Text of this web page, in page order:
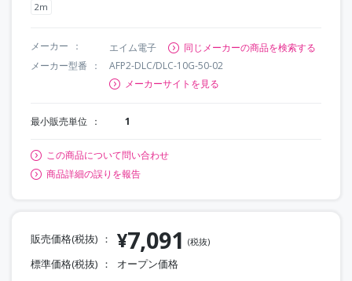
2m
メーカー エイム電子
同じメーカーの商品を検索する
メーカー型番
AFP2-DLC/DLC-10G-50-02
メーカーサイトを見る
最小販売単位 1
この商品について問い合わせ
商品詳細の誤りを報告
販売価格(税抜) ¥7,091 (税抜)
標準価格(税抜) オープン価格